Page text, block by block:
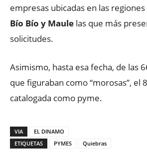
empresas ubicadas en las regiones
Bío Bío y Maule las que más
solicitudes.
Asimismo, hasta esa fecha, de las
que figuraban como “morosas”, el
catalogada como pyme.
VIA
EL DINAMO
ETIQUETAS
PYMES Quiebras